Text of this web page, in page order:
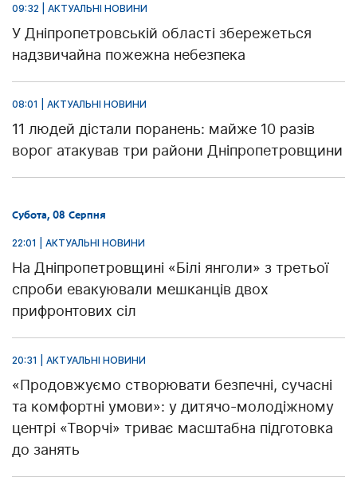
09:32 | АКТУАЛЬНІ НОВИНИ
У Дніпропетровській області збережеться
надзвичайна пожежна небезпека
08:01 | АКТУАЛЬНІ НОВИНИ
11 людей дістали поранень: майже 10 разів
ворог атакував три райони Дніпропетровщини
Субота, 08 Серпня
22:01 | АКТУАЛЬНІ НОВИНИ
На Дніпропетровщині «Білі янголи» з третьої
спроби евакуювали мешканців двох
прифронтових сіл
20:31 | АКТУАЛЬНІ НОВИНИ
«Продовжуємо створювати безпечні, сучасні
та комфортні умови»: у дитячо-молодіжному
центрі «Творчі» триває масштабна підготовка
до занять